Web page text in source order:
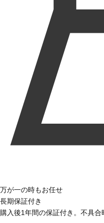
万が一の時もお任せ
長期保証付き
購入後1年間の保証付き。不具